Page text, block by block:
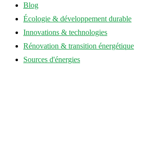
Blog
Écologie & développement durable
Innovations & technologies
Rénovation & transition énergétique
Sources d'énergies